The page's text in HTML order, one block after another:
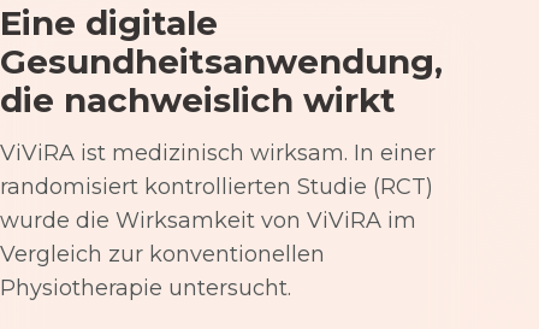
Eine digitale
Gesundheitsanwendung,
die nachweislich wirkt
ViViRA ist medizinisch wirksam. In einer
randomisiert kontrollierten Studie (RCT)
wurde die Wirksamkeit von ViViRA im
Vergleich zur konventionellen
Physiotherapie untersucht.